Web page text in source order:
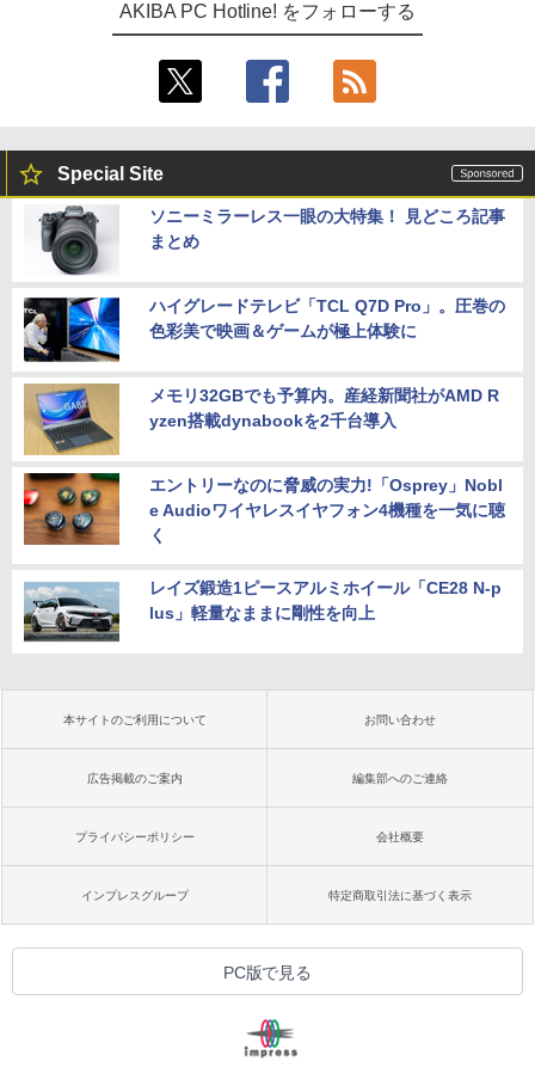
AKIBA PC Hotline! をフォローする
Special Site
ソニーミラーレス一眼の大特集！ 見どころ記事
まとめ
ハイグレードテレビ「TCL Q7D Pro」。圧巻の
色彩美で映画＆ゲームが極上体験に
メモリ32GBでも予算内。産経新聞社がAMD R
yzen搭載dynabookを2千台導入
エントリーなのに脅威の実力!「Osprey」Nobl
e Audioワイヤレスイヤフォン4機種を一気に聴
く
レイズ鍛造1ピースアルミホイール「CE28 N-p
lus」軽量なままに剛性を向上
本サイトのご利用について お問い合わせ
広告掲載のご案内 編集部へのご連絡
プライバシーポリシー 会社概要
インプレスグループ 特定商取引法に基づく表示
PC版で見る